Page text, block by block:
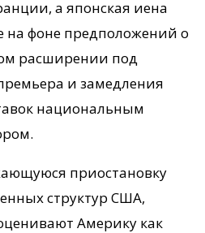
а японская иена
на фоне предположений о
расширении под
и замедления
национальным
приостановку
структур США,
Америку как